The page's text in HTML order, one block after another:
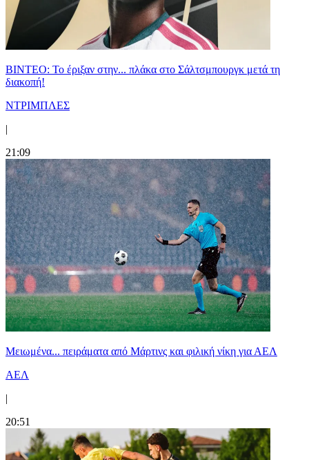
ΒΙΝΤΕΟ: Το έριξαν στην... πλάκα στο Σάλτσμπουργκ μετά τη
διακοπή!
ΝΤΡΙΜΠΛΕΣ
|
21:09
Μειωμένα... πειράματα από Μάρτινς και φιλική νίκη για ΑΕΛ
ΑΕΛ
|
20:51